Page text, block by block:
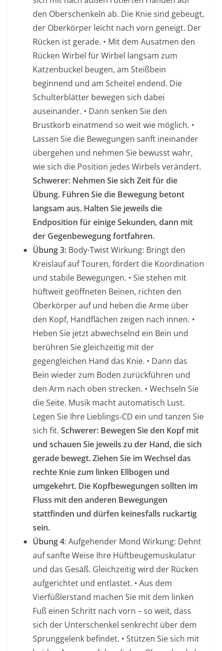
den Oberschenkeln ab. Die Knie sind gebeugt,
der Oberkörper leicht nach vorn geneigt. Der
Rücken ist gerade. • Mit dem Ausatmen den
Rücken Wirbel für Wirbel langsam zum
Katzenbuckel beugen, am Steißbein
beginnend und am Scheitel endend. Die
Schulterblätter bewegen sich dabei
auseinander. • Dann senken Sie den
Brustkorb einatmend so weit wie möglich. •
Lassen Sie die Bewegungen sanft ineinander
übergehen und nehmen Sie bewusst wahr,
wie sich die Position jedes Wirbels verändert.
Schwerer: Nehmen Sie sich Zeit für die
Übung. Führen Sie die Bewegung betont
langsam aus. Halten Sie jeweils die
Endposition für einige Sekunden, dann mit
der Gegenbewegung fortfahren.
Übung 3: Body-Twist Wirkung: Bringt den
Kreislauf auf Touren, fördert die Koordination
und stabile Bewegungen. • Sie stehen mit
hüftweit geöffneten Beinen, richten den
Oberkörper auf und heben die Arme über
den Kopf, Handflächen zeigen nach innen. •
Heben Sie jetzt abwechselnd ein Bein und
berühren Sie gleichzeitig mit der
gegengleichen Hand das Knie. • Dann das
Bein wieder zum Boden zurückführen und
den Arm nach oben strecken. • Wechseln Sie
die Seite. Musik macht automatisch Lust.
Legen Sie Ihre Lieblings-CD ein und tanzen Sie
sich fit. Schwerer: Bewegen Sie den Kopf mit
und schauen Sie jeweils zu der Hand, die sich
gerade bewegt. Ziehen Sie im Wechsel das
rechte Knie zum linken Ellbogen und
umgekehrt. Die Kopfbewegungen sollten im
Fluss mit den anderen Bewegungen
stattfinden und dürfen keinesfalls ruckartig
sein.
Übung 4: Aufgehender Mond Wirkung: Dehnt
auf sanfte Weise Ihre Hüftbeugemuskulatur
und das Gesäß. Gleichzeitig wird der Rücken
aufgerichtet und entlastet. • Aus dem
Vierfüßlerstand machen Sie mit dem linken
Fuß einen Schritt nach vorn – so weit, dass
sich der Unterschenkel senkrecht über dem
Sprunggelenk befindet. • Stützen Sie sich mit